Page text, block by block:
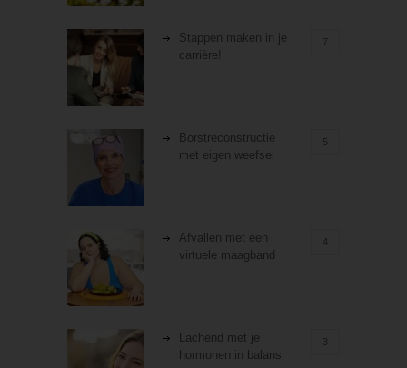
Stappen maken in je
carrière!
7
Borstreconstructie
met eigen weefsel
5
Afvallen met een
virtuele maagband
4
Lachend met je
hormonen in balans
3